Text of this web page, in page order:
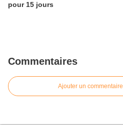
pour 15 jours
Commentaires
Ajouter un commentaire